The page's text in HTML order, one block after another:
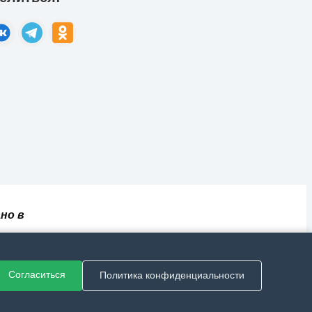
в
Согласиться Политика конфиденциальности